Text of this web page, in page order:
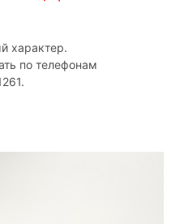
характер.
по телефонам